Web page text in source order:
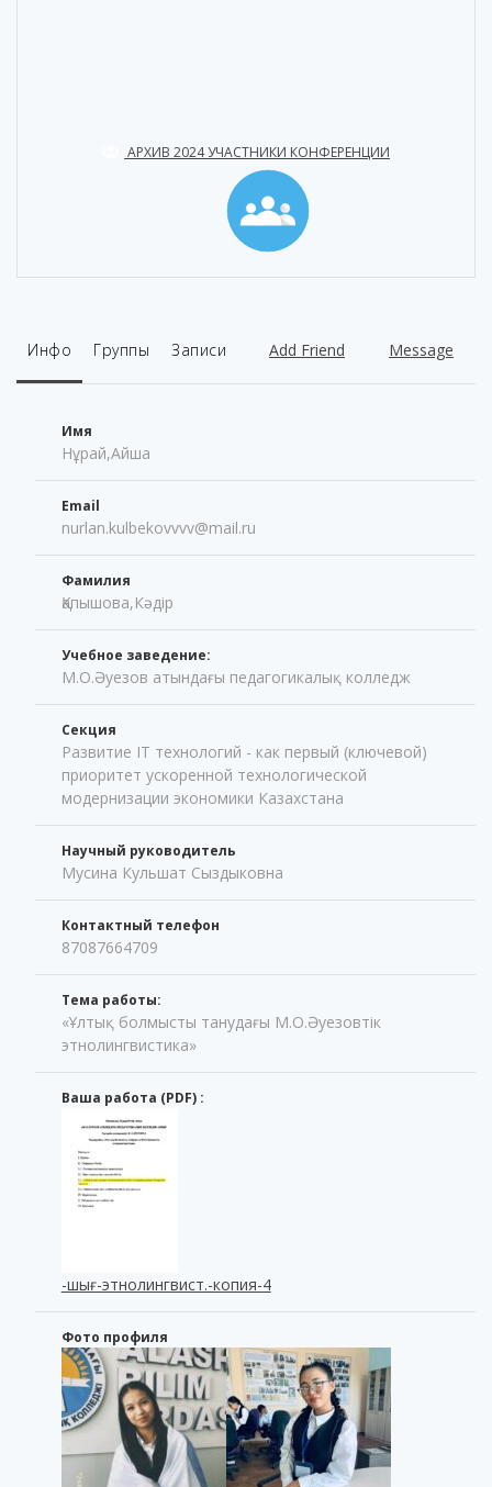
АРХИВ 2024 УЧАСТНИКИ КОНФЕРЕНЦИИ
Инфо Группы Записи Message
Add Friend
Имя
Нұрай,Айша
Email
nurlan.kulbekovvvv@mail.ru
Фамилия
Қапышова,Кәдір
Учебное заведение:
М.О.Әуезов атындағы педагогикалық колледж
Секция
Развитие IT технологий - как первый (ключевой)
приоритет ускоренной технологической
модернизации экономики Казахстана
Научный руководитель
Мусина Кульшат Сыздыковна
Контактный телефон
87087664709
Тема работы:
«Ұлтық болмысты танудағы М.О.Әуезовтік
этнолингвистика»
Ваша работа (PDF) :
-шығ-этнолингвист.-копия-4
Фото профиля